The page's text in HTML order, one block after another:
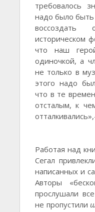
требовалось
надо было быть
историческом
что наш
одиночкой, а
не только в
этого надо
что в те
отсталым, к
Работая над
Сегал
написанных и
Авторы
прослушали
не пропустили